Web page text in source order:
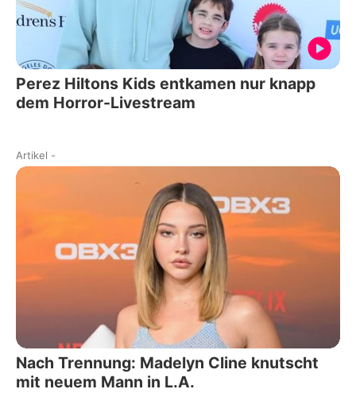
Perez Hiltons Kids entkamen nur knapp
dem Horror-Livestream
Artikel -
Nach Trennung: Madelyn Cline knutscht
mit neuem Mann in L.A.